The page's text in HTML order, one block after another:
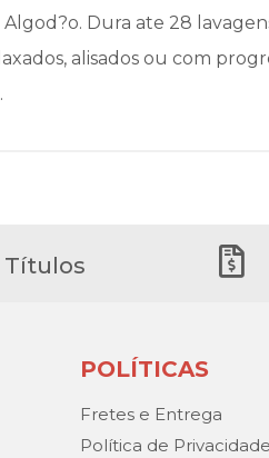
Dura ate 28
alisados ou com
Títulos
POLÍTICAS
Fretes e Entrega
Política de Privacidade